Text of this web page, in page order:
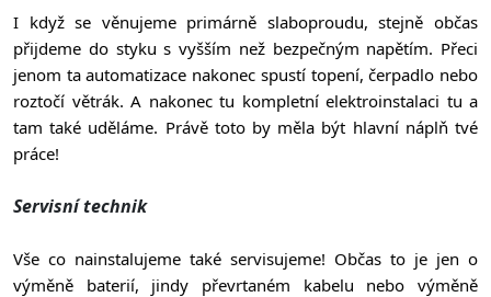
I když se věnujeme primárně slaboproudu, stejně občas
přijdeme do styku s vyšším než bezpečným napětím. Přeci
jenom ta automatizace nakonec spustí topení, čerpadlo nebo
roztočí větrák. A nakonec tu kompletní elektroinstalaci tu a
tam také uděláme. Právě toto by měla být hlavní náplň tvé
práce!
Servisní technik
Vše co nainstalujeme také servisujeme! Občas to je jen o
výměně baterií, jindy převrtaném kabelu nebo výměně